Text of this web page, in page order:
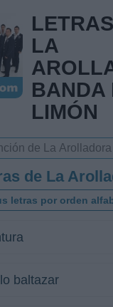
LA
BANDA
LIMÓN
de La
letras por orden
baltazar